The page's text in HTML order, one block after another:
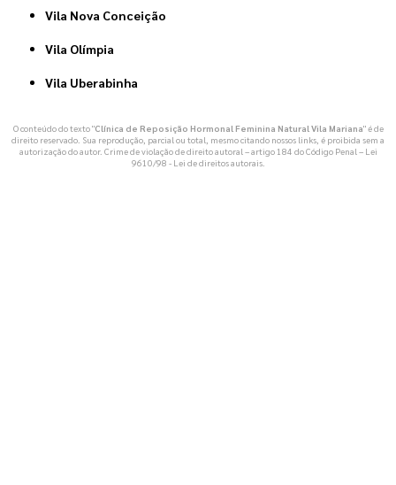
Vila Nova Conceição
Vila Olímpia
Vila Uberabinha
O conteúdo do texto "Clínica de Reposição Hormonal Feminina Natural Vila Mariana" é de
direito reservado. Sua reprodução, parcial ou total, mesmo citando nossos links, é proibida sem a
autorização do autor. Crime de violação de direito autoral – artigo 184 do Código Penal – Lei
9610/98 - Lei de direitos autorais.